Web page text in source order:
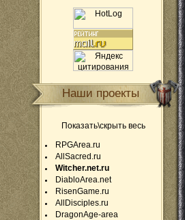
Наши проекты
Показать\скрыть весь
RPGArea.ru
AllSacred.ru
Witcher.net.ru
DiabloArea.net
RisenGame.ru
AllDisciples.ru
DragonAge-area